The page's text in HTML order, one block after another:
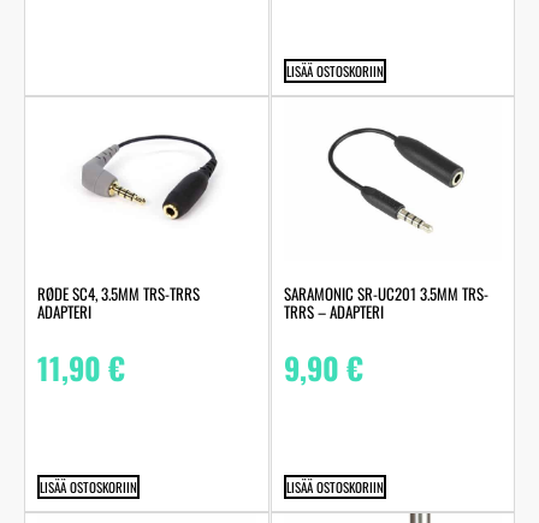
LISÄÄ OSTOSKORIIN
RØDE SC4, 3.5MM TRS-TRRS
ADAPTERI
11,90€
LISÄÄ OSTOSKORIIN
SARAMONIC SR-UC201 3.5MM TRS-
TRRS – ADAPTERI
9,90€
LISÄÄ OSTOSKORIIN